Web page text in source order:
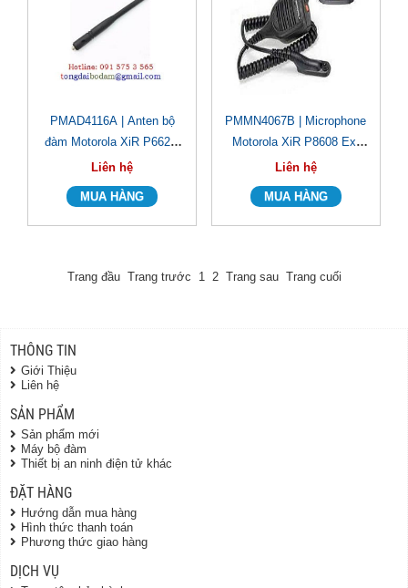
PMAD4116A | Anten bộ
đàm Motorola XiR P6620i
VHF
Liên hệ
PMMN4067B | Microphone
Motorola XiR P8608 Ex/
P8668 Ex
Liên hệ
Trang đầu Trang trước 1 2 Trang sau Trang cuối
THÔNG TIN
Giới Thiệu
Liên hệ
SẢN PHẨM
Sản phẩm mới
Máy bộ đàm
Thiết bị an ninh điện tử khác
ĐẶT HÀNG
Hướng dẫn mua hàng
Hình thức thanh toán
Phương thức giao hàng
DỊCH VỤ